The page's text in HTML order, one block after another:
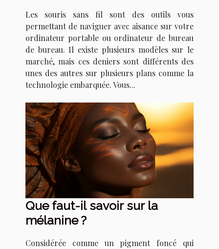
Les souris sans fil sont des outils vous
permettant de naviguer avec aisance sur votre
ordinateur portable ou ordinateur de bureau
de bureau. Il existe plusieurs modèles sur le
marché, mais ces deniers sont différents des
unes des autres sur plusieurs plans comme la
technologie embarquée. Vous...
Que faut-il savoir sur la
mélanine ?
Considérée comme un pigment foncé qui